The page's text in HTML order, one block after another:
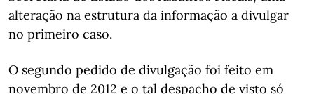
alteração na estrutura da informação a divulgar
no primeiro caso.
O segundo pedido de divulgação foi feito em
novembro de 2012 e o tal despacho de visto só